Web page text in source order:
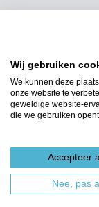
Wij gebruiken
We kunnen deze
onze website te
geweldige website-
die we gebruiken
Accepteer
Nee, pas